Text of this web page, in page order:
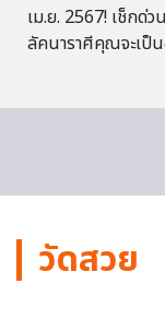
วัดสวย